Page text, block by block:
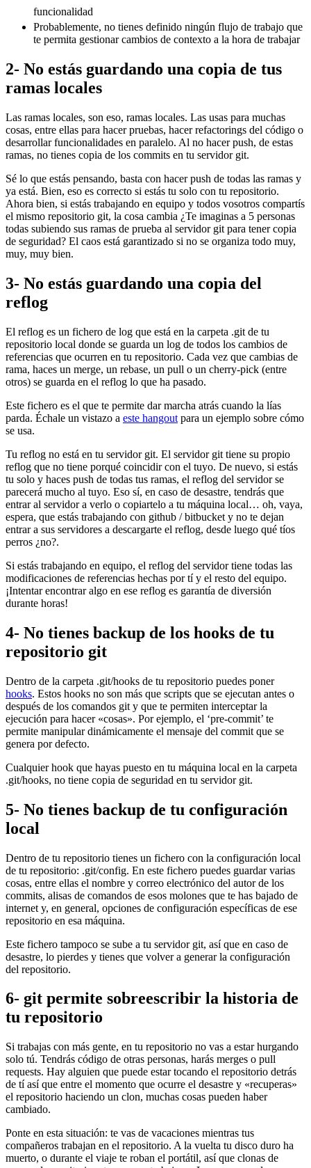
funcionalidad
Probablemente, no tienes definido ningún flujo de trabajo que
te permita gestionar cambios de contexto a la hora de trabajar
2- No estás guardando una copia de tus
ramas locales
Las ramas locales, son eso, ramas locales. Las usas para muchas
cosas, entre ellas para hacer pruebas, hacer refactorings del código o
desarrollar funcionalidades en paralelo. Al no hacer push, de estas
ramas, no tienes copia de los commits en tu servidor git.
Sé lo que estás pensando, basta con hacer push de todas las ramas y
ya está. Bien, eso es correcto si estás tu solo con tu repositorio.
Ahora bien, si estás trabajando en equipo y todos vosotros compartís
el mismo repositorio git, la cosa cambia ¿Te imaginas a 5 personas
todas subiendo sus ramas de prueba al servidor git para tener copia
de seguridad? El caos está garantizado si no se organiza todo muy,
muy, muy bien.
3- No estás guardando una copia del
reflog
El reflog es un fichero de log que está en la carpeta .git de tu
repositorio local donde se guarda un log de todos los cambios de
referencias que ocurren en tu repositorio. Cada vez que cambias de
rama, haces un merge, un rebase, un pull o un cherry-pick (entre
otros) se guarda en el reflog lo que ha pasado.
Este fichero es el que te permite dar marcha atrás cuando la lías
parda. Échale un vistazo a este hangout para un ejemplo sobre cómo
se usa.
Tu reflog no está en tu servidor git. El servidor git tiene su propio
reflog que no tiene porqué coincidir con el tuyo. De nuevo, si estás
tu solo y haces push de todas tus ramas, el reflog del servidor se
parecerá mucho al tuyo. Eso sí, en caso de desastre, tendrás que
entrar al servidor a verlo o copiartelo a tu máquina local… oh, vaya,
espera, que estás trabajando con github / bitbucket y no te dejan
entrar a sus servidores a descargarte el reflog, desde luego qué tíos
perros ¿no?.
Si estás trabajando en equipo, el reflog del servidor tiene todas las
modificaciones de referencias hechas por tí y el resto del equipo.
¡Intentar encontrar algo en ese reflog es garantía de diversión
durante horas!
4- No tienes backup de los hooks de tu
repositorio git
Dentro de la carpeta .git/hooks de tu repositorio puedes poner
hooks. Estos hooks no son más que scripts que se ejecutan antes o
después de los comandos git y que te permiten interceptar la
ejecución para hacer «cosas». Por ejemplo, el ‘pre-commit’ te
permite manipular dinámicamente el mensaje del commit que se
genera por defecto.
Cualquier hook que hayas puesto en tu máquina local en la carpeta
.git/hooks, no tiene copia de seguridad en tu servidor git.
5- No tienes backup de tu configuración
local
Dentro de tu repositorio tienes un fichero con la configuración local
de tu repositorio: .git/config. En este fichero puedes guardar varias
cosas, entre ellas el nombre y correo electrónico del autor de los
commits, alisas de comandos de esos molones que te has bajado de
internet y, en general, opciones de configuración específicas de ese
repositorio en esa máquina.
Este fichero tampoco se sube a tu servidor git, así que en caso de
desastre, lo pierdes y tienes que volver a generar la configuración
del repositorio.
6- git permite sobreescribir la historia de
tu repositorio
Si trabajas con más gente, en tu repositorio no vas a estar hurgando
solo tú. Tendrás código de otras personas, harás merges o pull
requests. Hay alguien que puede estar tocando el repositorio detrás
de tí así que entre el momento que ocurre el desastre y «recuperas»
el repositorio haciendo un clon, muchas cosas pueden haber
cambiado.
Ponte en esta situación: te vas de vacaciones mientras tus
compañeros trabajan en el repositorio. A la vuelta tu disco duro ha
muerto, o durante el viaje te roban el portátil, así que clonas de